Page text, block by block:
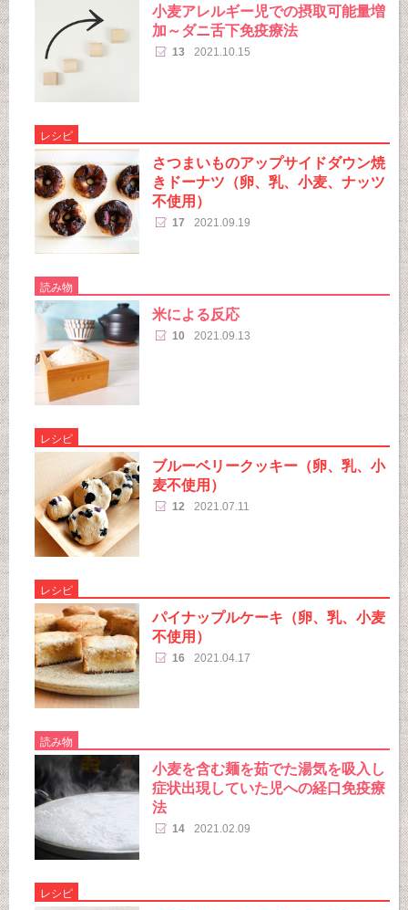
小麦アレルギー児での摂取可能量増
加～ダニ舌下免疫療法
13 2021.10.15
レシピ
さつまいものアップサイドダウン焼
きドーナツ（卵、乳、小麦、ナッツ
不使用）
17 2021.09.19
読み物
米による反応
10 2021.09.13
レシピ
ブルーベリークッキー（卵、乳、小
麦不使用）
12 2021.07.11
レシピ
パイナップルケーキ（卵、乳、小麦
不使用）
16 2021.04.17
読み物
小麦を含む麺を茹でた湯気を吸入し
症状出現していた児への経口免疫療
法
14 2021.02.09
レシピ